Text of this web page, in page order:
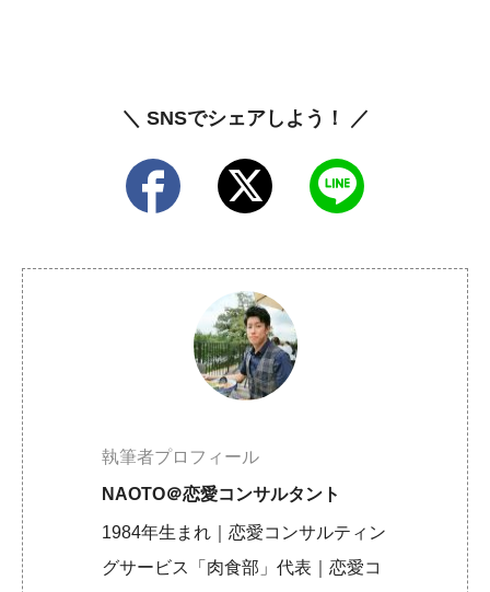
＼ SNSでシェアしよう！ ／
執筆者プロフィール
NAOTO＠恋愛コンサルタント
1984年生まれ｜恋愛コンサルティン
グサービス「肉食部」代表｜恋愛コ